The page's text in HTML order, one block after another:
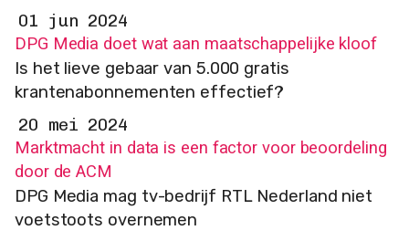
01 jun 2024
DPG Media doet wat aan maatschappelijke kloof
Is het lieve gebaar van 5.000 gratis
krantenabonnementen effectief?
20 mei 2024
Marktmacht in data is een factor voor beoordeling
door de ACM
DPG Media mag tv-bedrijf RTL Nederland niet
voetstoots overnemen